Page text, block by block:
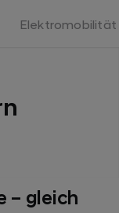
Elektromobilität
– gleich